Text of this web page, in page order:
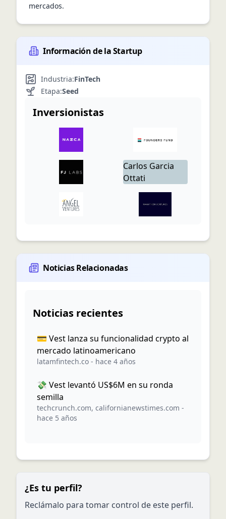
mercados.
Información de la Startup
Industria:FinTech
Etapa:Seed
Inversionistas
Carlos Garcia
Ottati
Noticias Relacionadas
Noticias recientes
💳 Vest lanza su funcionalidad crypto al
mercado latinoamericano
latamfintech.co - hace 4 años
💸 Vest levantó US$6M en su ronda
semilla
techcrunch.com, californianewstimes.com -
hace 5 años
¿Es tu perfil?
Reclámalo para tomar control de este perfil.